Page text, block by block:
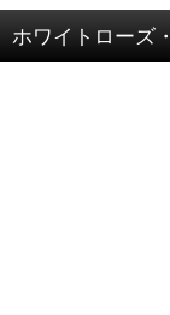
ホワイトローズ